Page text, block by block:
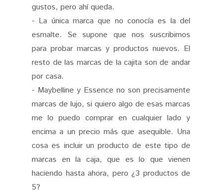
gustos, pero ahí queda.
- La única marca que no conocía es la del
esmalte. Se supone que nos suscribimos
para probar marcas y productos nuevos. El
resto de las marcas de la cajita son de andar
por casa.
- Maybelline y Essence no son precisamente
marcas de lujo, si quiero algo de esas marcas
me lo puedo comprar en cualquier lado y
encima a un precio más que asequible. Una
cosa es incluir un producto de este tipo de
marcas en la caja, que es lo que vienen
haciendo hasta ahora, pero ¿3 productos de
5?